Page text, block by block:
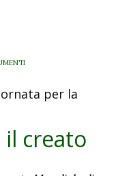
per la
il creato